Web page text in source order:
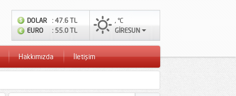
DOLAR
: 47.6 TL
EURO
: 55.0 TL
, °C
GİRESUN
Hakkımızda İletişim